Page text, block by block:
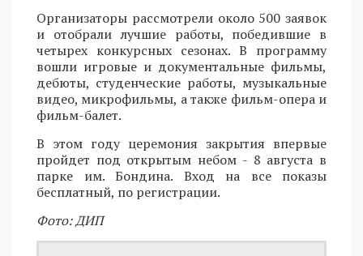
Организаторы рассмотрели около 500 заявок
и отобрали лучшие работы, победившие в
четырех конкурсных сезонах. В программу
вошли игровые и документальные фильмы,
дебюты, студенческие работы, музыкальные
видео, микрофильмы, а также фильм-опера и
фильм-балет.
В этом году церемония закрытия впервые
пройдет под открытым небом - 8 августа в
парке им. Бондина. Вход на все показы
бесплатный, по регистрации.
Фото: ДИП